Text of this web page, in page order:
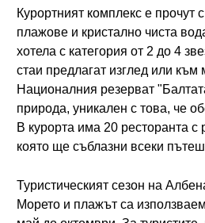
Курортният комплекс е прочут
плажове и кристално чиста
хотела с категория от 2 до 4
стаи предлагат изглед или към
Националния резерват
природа, уникален с това, че
В курорта има 20 ресторанта с
която ще съблазни всеки
Туристическият сезон на
Морето и плажът са